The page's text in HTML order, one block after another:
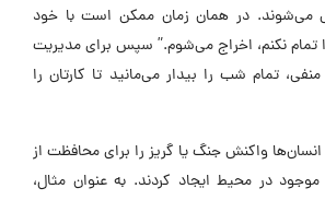
می‌شوند. در همان زمان ممکن است با خود
تمام نکنم، اخراج می‌شوم.” سپس برای مدیریت
تمام شب را بیدار می‌مانید تا کارتان را
واکنش جنگ یا گریز را برای محافظت از
در محیط ایجاد کردند. به عنوان مثال،